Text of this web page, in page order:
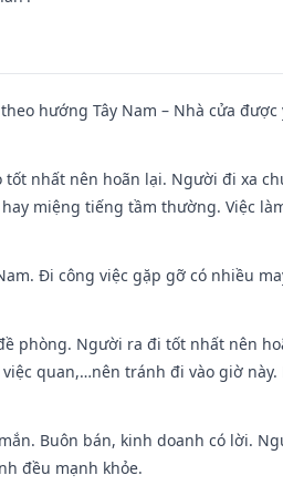
hướng Tây Nam – Nhà cửa
nhất nên hoãn lại. Người đi xa
miệng tiếng tầm thường. Việc
Đi công việc gặp gỡ có nhiều
phòng. Người ra đi tốt nhất nên
quan,…nên tránh đi vào giờ này.
Buôn bán, kinh doanh có lời.
đều mạnh khỏe.